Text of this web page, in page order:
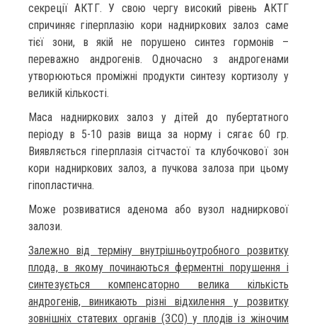
секреції АКТГ. У свою чергу високий рівень АКТГ
спричиняє гіперплазію кори надниркових залоз саме
тієї зони, в якій не порушено синтез гормонів –
переважно андрогенів. Одночасно з андрогенами
утворюються проміжні продукти синтезу кортизолу у
великій кількості.
Маса надниркових залоз у дітей до пубертатного
періоду в 5-10 разів вища за норму і сягає 60 гр.
Виявляється гіперплазія сітчастої та клубочкової зон
кори надниркових залоз, а пучкова залоза при цьому
гіпопластична.
Може розвиватися аденома або вузол надниркової
залози.
Залежно від терміну внутрішньоутробного розвитку
плода, в якому починаються ферментні порушення і
синтезується компенсаторно велика кількість
андрогенів, виникають різні відхилення у розвитку
зовнішніх статевих органів (ЗСО) у плодів із жіночим